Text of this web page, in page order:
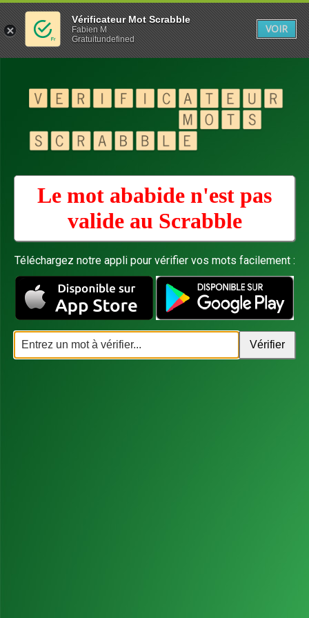
Le mot ababide n'est pas
valide au Scrabble
Téléchargez notre appli pour vérifier vos mots facilement :
Vérificateur Mot Scrabble
Fabien M
Gratuitundefined
VOIR